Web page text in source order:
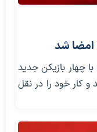
امضا شد
چهار بازیکن جدید
کار خود را در نقل